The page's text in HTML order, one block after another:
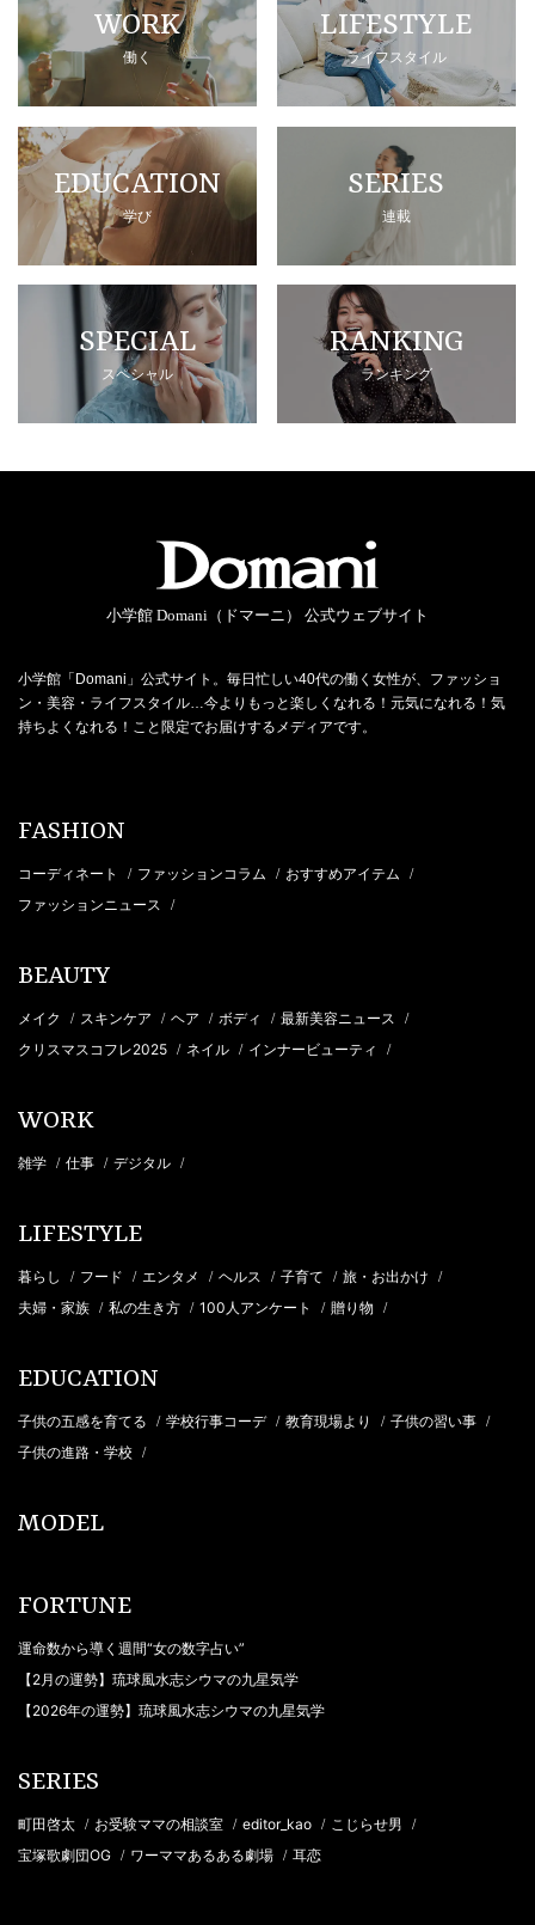
WORK
働く
LIFESTYLE
ライフスタイル
EDUCATION
学び
SERIES
連載
SPECIAL
スペシャル
RANKING
ランキング
小学館 Domani（ドマーニ） 公式ウェブサイト
小学館「Domani」公式サイト。毎日忙しい40代の働く女性が、ファッショ
ン・美容・ライフスタイル…今よりもっと楽しくなれる！元気になれる！気
持ちよくなれる！こと限定でお届けするメディアです。
FASHION
コーディネート / ファッションコラム / おすすめアイテム /
ファッションニュース /
BEAUTY
メイク / スキンケア / ヘア / ボディ / 最新美容ニュース /
クリスマスコフレ2025 / ネイル / インナービューティ /
WORK
雑学 / 仕事 / デジタル /
LIFESTYLE
暮らし / フード / エンタメ / ヘルス / 子育て / 旅・お出かけ /
夫婦・家族 / 私の生き方 / 100人アンケート / 贈り物 /
EDUCATION
子供の五感を育てる / 学校行事コーデ / 教育現場より / 子供の習い事 /
子供の進路・学校 /
MODEL
FORTUNE
運命数から導く週間“女の数字占い”
【2月の運勢】琉球風水志シウマの九星気学
【2026年の運勢】琉球風水志シウマの九星気学
SERIES
町田啓太 / お受験ママの相談室 / editor_kao / こじらせ男 /
宝塚歌劇団OG / ワーママあるある劇場 / 耳恋